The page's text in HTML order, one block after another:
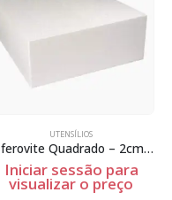
UTENSÍLIOS
Esferovite Quadrado – 2cm Espessura
Iniciar sessão para
visualizar o preço